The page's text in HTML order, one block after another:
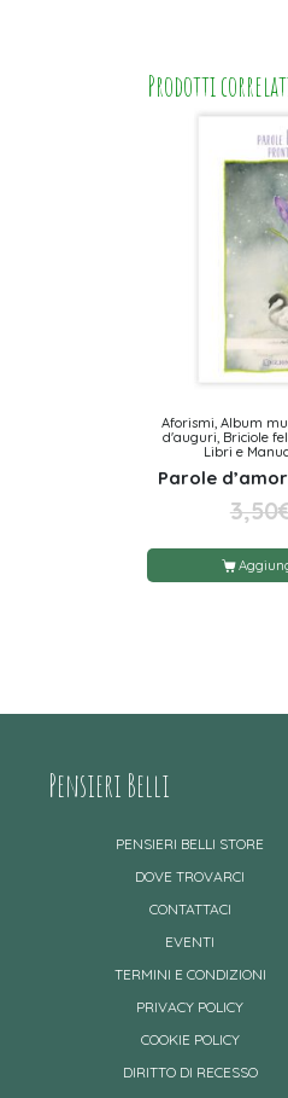
Prodotti
Aforismi, Album
d'auguri, Briciole
Libri e
Parole
3,50
Pensieri Belli
PENSIERI BELLI STORE
DOVE TROVARCI
CONTATTACI
EVENTI
TERMINI E CONDIZIONI
PRIVACY POLICY
COOKIE POLICY
DIRITTO DI RECESSO